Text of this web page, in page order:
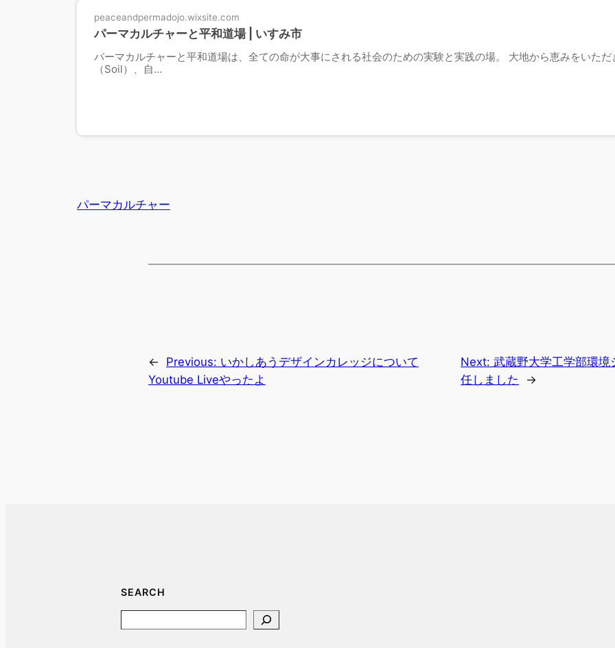
peaceandpermadojo.wixsite.com
パーマカルチャーと平和道場 | いすみ市
パーマカルチャーと平和道場は、全ての命が大事にされる社会のための実験と実践の場。 大地から恵みをいただ
（Soil）、自…
パーマカルチャー
← Previous: いかしあうデザインカレッジについて
Youtube Liveやったよ
Next:武蔵野大学工学部環
任しました
→
SEARCH